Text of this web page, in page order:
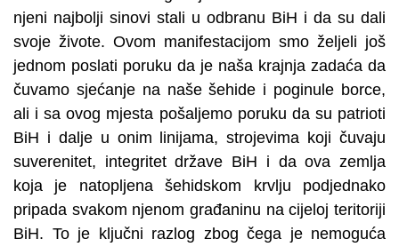
njeni najbolji sinovi stali u odbranu BiH i da su dali
svoje živote. Ovom manifestacijom smo željeli još
jednom poslati poruku da je naša krajnja zadaća da
čuvamo sjećanje na naše šehide i poginule borce,
ali i sa ovog mjesta pošaljemo poruku da su patrioti
BiH i dalje u onim linijama, strojevima koji čuvaju
suverenitet, integritet države BiH i da ova zemlja
koja je natopljena šehidskom krvlju podjednako
pripada svakom njenom građaninu na cijeloj teritoriji
BiH. To je ključni razlog zbog čega je nemoguća